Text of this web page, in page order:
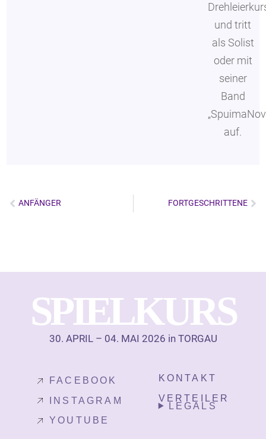
und tritt
als Solist
oder mit
seiner
Band
auf.
ANFÄNGER FORTGESCHRITTENE
SPIELKURS
30. APRIL – 04. MAI 2026 in TORGAU
FACEBOOK
INSTAGRAM
YOUTUBE
KONTAKT
VERTEILER
LEGALS